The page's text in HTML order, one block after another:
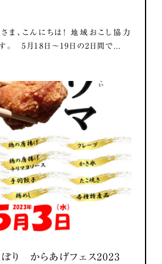
、こんにちは！ 地域おこし協力
5月18日～19日の2日間で...
ぼり からあげフェス2023